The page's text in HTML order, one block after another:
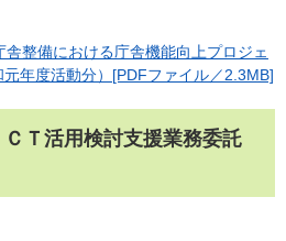
舎整備における庁舎機能向上プロジェ
年度活動分）[PDFファイル／2.3MB]
Ｔ活用検討支援業務委託